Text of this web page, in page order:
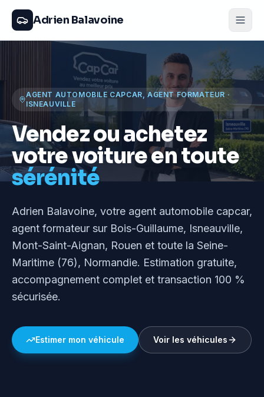
Adrien Balavoine
AGENT AUTOMOBILE CAPCAR, AGENT FORMATEUR ·
ISNEAUVILLE
Vendez ou achetez
votre voiture en toute
sérénité
Adrien Balavoine, votre agent automobile capcar,
agent formateur sur Bois-Guillaume, Isneauville,
Mont-Saint-Aignan, Rouen et toute la Seine-
Maritime (76), Normandie. Estimation gratuite,
accompagnement complet et transaction 100 %
sécurisée.
Estimer mon véhicule Voir les véhicules